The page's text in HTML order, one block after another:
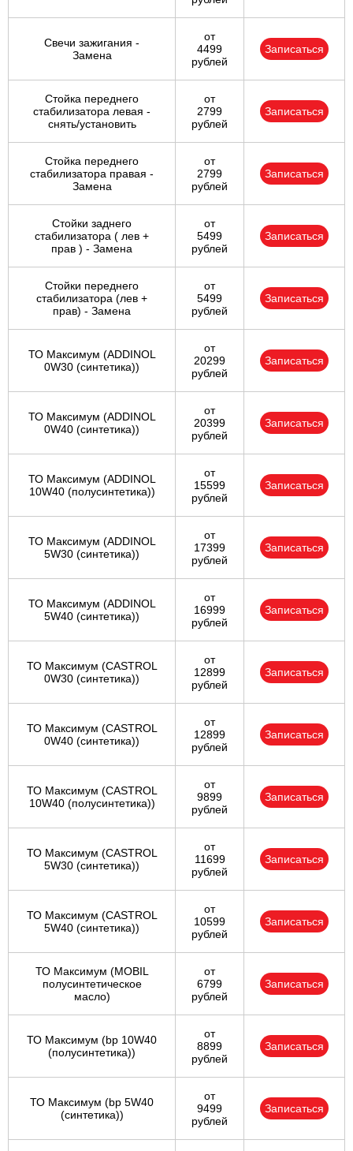
Свечи зажигания -
Замена
от
4499
рублей
Записаться
Стойка переднего
стабилизатора левая -
снять/установить
от
2799
рублей
Записаться
Стойка переднего
стабилизатора правая -
Замена
от
2799
рублей
Записаться
Стойки заднего
стабилизатора ( лев +
прав ) - Замена
от
5499
рублей
Записаться
Стойки переднего
стабилизатора (лев +
прав) - Замена
от
5499
рублей
Записаться
ТО Максимум (ADDINOL
0W30 (синтетика))
от
20299
рублей
Записаться
ТО Максимум (ADDINOL
0W40 (синтетика))
от
20399
рублей
Записаться
ТО Максимум (ADDINOL
10W40 (полусинтетика))
от
15599
рублей
Записаться
ТО Максимум (ADDINOL
5W30 (синтетика))
от
17399
рублей
Записаться
ТО Максимум (ADDINOL
5W40 (синтетика))
от
16999
рублей
Записаться
ТО Максимум (CASTROL
0W30 (синтетика))
от
12899
рублей
Записаться
ТО Максимум (CASTROL
0W40 (синтетика))
от
12899
рублей
Записаться
ТО Максимум (CASTROL
10W40 (полусинтетика))
от
9899
рублей
Записаться
ТО Максимум (CASTROL
5W30 (синтетика))
от
11699
рублей
Записаться
ТО Максимум (CASTROL
5W40 (синтетика))
от
10599
рублей
Записаться
ТО Максимум (MOBIL
полуcинтетическое
масло)
от
6799
рублей
Записаться
ТО Максимум (bp 10W40
(полусинтетика))
от
8899
рублей
Записаться
ТО Максимум (bp 5W40
(синтетика))
от
9499
рублей
Записаться